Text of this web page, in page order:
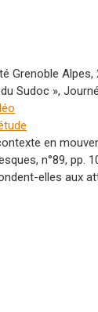
Grenoble
Sudoc »,
en
n°89, pp.
elles aux